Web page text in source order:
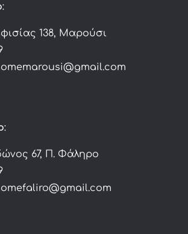
:
138, Μαρούσι
:
67, Π. Φάληρο